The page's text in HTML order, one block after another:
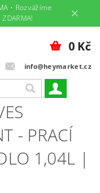
• Rozvážíme
info@heymarket.cz
0 Kč
- PRACÍ
1,04L |